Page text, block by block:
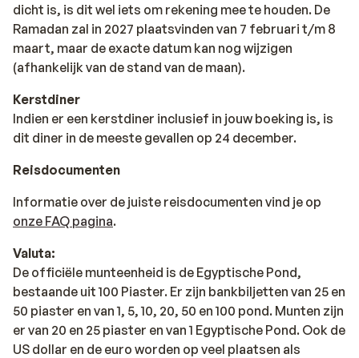
dicht is, is dit wel iets om rekening mee te houden. De
Ramadan zal in 2027 plaatsvinden van 7 februari t/m 8
maart, maar de exacte datum kan nog wijzigen
(afhankelijk van de stand van de maan).
Kerstdiner
Indien er een kerstdiner inclusief in jouw boeking is, is
dit diner in de meeste gevallen op 24 december.
Reisdocumenten
Informatie over de juiste reisdocumenten vind je op
onze FAQ pagina.
Valuta:
De officiële munteenheid is de Egyptische Pond,
bestaande uit 100 Piaster. Er zijn bankbiljetten van 25 en
50 piaster en van 1, 5, 10, 20, 50 en 100 pond. Munten zijn
er van 20 en 25 piaster en van 1 Egyptische Pond. Ook de
US dollar en de euro worden op veel plaatsen als